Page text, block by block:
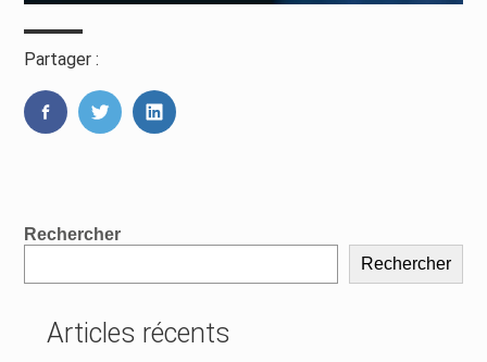
Partager :
FaceBookTwitterLinkedIn
Blog
Rechercher
Rechercher
Articles récents